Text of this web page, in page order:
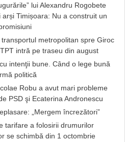
lui Alexandru Rogobete
Timișoara: Nu a construit un
metropolitan spre Giroc
intră pe traseu din august
intenţii bune. Când o lege bună
politică
Robu a avut mari probleme
PSD şi Ecaterina Andronescu
„Mergem încrezători”
tarifare a folosirii drumurilor
se schimbă din 1 octombrie